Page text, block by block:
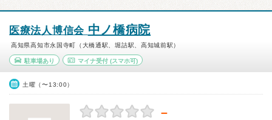
医療法人博信会 中ノ橋病院
高知県高知市永国寺町（大橋通駅、堀詰駅、高知城前駅）
駐車場あり マイナ受付(スマホ可)
土曜（〜13:00）
－